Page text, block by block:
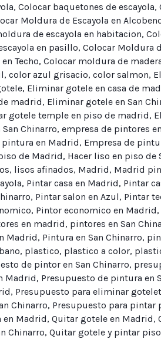
, Colocar baquetones de escayola,
Moldura de Escayola en
de escayola en habitacion,
en pasillo, Colocar Moldura
Techo, Colocar moldura de
, color azul grisacio, color salmon,
, Eliminar gotele en casa de
madrid, Eliminar gotele en San
gotele temple en piso de madrid,
Chinarro, empresa de pintores
pintura en Madrid, Empresa de
de Madrid, Hacer liso en piso de
, lisos afinados, Madrid, Madrid
, Pintar casa en Madrid, Pintar
, Pintar salon en Azul, Pintar
, Pintor economico en Madrid,
en madrid, pintores en San
Madrid, Pintura en San Chinarro,
, plastico, plastico a color,
de pintor en San Chinarro,
Madrid, Presupuesto de pintura en
, Presupuesto para eliminar
Chinarro, Presupuesto para pintar
en Madrid, Quitar gotele en Madrid,
Chinarro, Quitar gotele y pintar